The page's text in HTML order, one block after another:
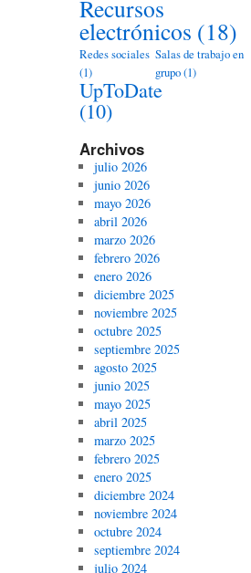
Recursos
electrónicos (18)
Redes sociales
(1)
Salas de trabajo en
grupo(1)
UpToDate
(10)
Archivos
julio 2026
junio 2026
mayo 2026
abril 2026
marzo 2026
febrero 2026
enero 2026
diciembre 2025
noviembre 2025
octubre 2025
septiembre 2025
agosto 2025
junio 2025
mayo 2025
abril 2025
marzo 2025
febrero 2025
enero 2025
diciembre 2024
noviembre 2024
octubre 2024
septiembre 2024
julio 2024